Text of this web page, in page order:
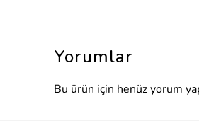
Yorumlar
Bu ürün için henüz yorum